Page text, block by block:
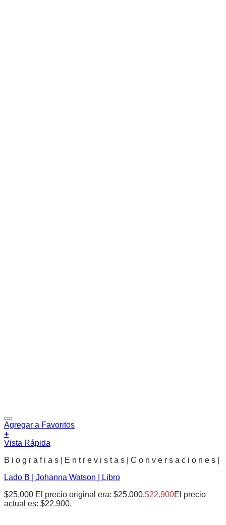
Agregar a Favoritos
+
Vista Rápida
B i o g r a f i a s | E n t r e v i s t a s | C o n v e r s a c i o n e s |
Lado B | Johanna Watson | Libro
$25.000 El precio original era: $25.000.$22.900El precio
actual es: $22.900.